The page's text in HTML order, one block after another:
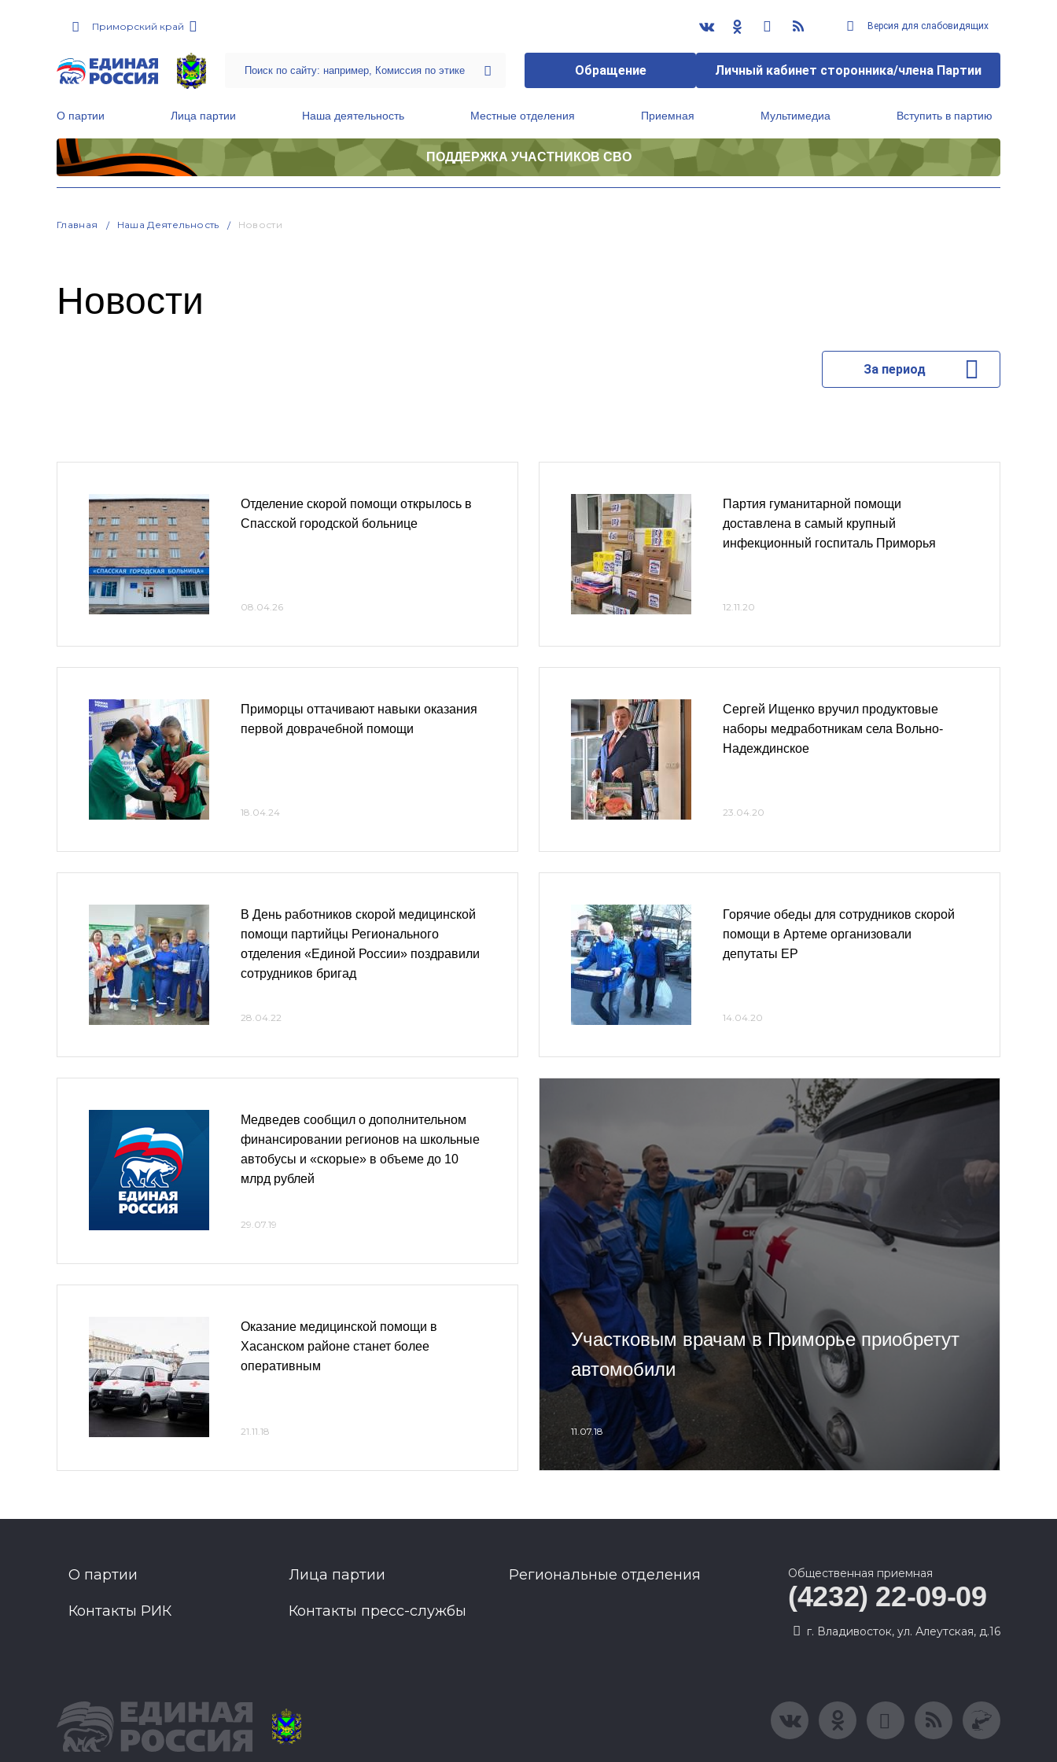
Приморский край Версия для слабовидящих
Обращение Личный кабинет сторонника/члена Партии
О партии Лица партии Наша деятельность Местные отделения Приемная Мультимедиа Вступить в партию
ПОДДЕРЖКА УЧАСТНИКОВ СВО
Главная Наша Деятельность Новости
Новости
За период
Отделение скорой помощи открылось в
Спасской городской больнице
08.04.26
Приморцы оттачивают навыки оказания
первой доврачебной помощи
18.04.24
В День работников скорой медицинской
помощи партийцы Регионального
отделения «Единой России» поздравили
сотрудников бригад
28.04.22
Партия гуманитарной помощи
доставлена в самый крупный
инфекционный госпиталь Приморья
12.11.20
Сергей Ищенко вручил продуктовые
наборы медработникам села Вольно-
Надеждинское
23.04.20
Горячие обеды для сотрудников скорой
помощи в Артеме организовали
депутаты ЕР
14.04.20
Медведев сообщил о дополнительном
финансировании регионов на школьные
автобусы и «скорые» в объеме до 10
млрд рублей
29.07.19
Оказание медицинской помощи в
Хасанском районе станет более
оперативным
21.11.18
Участковым врачам в Приморье приобретут
автомобили
11.07.18
О партии Лица партии Региональные отделения
Контакты РИК Контакты пресс-службы
Общественная приемная
(4232) 22-09-09
г. Владивосток, ул. Алеутская, д.16